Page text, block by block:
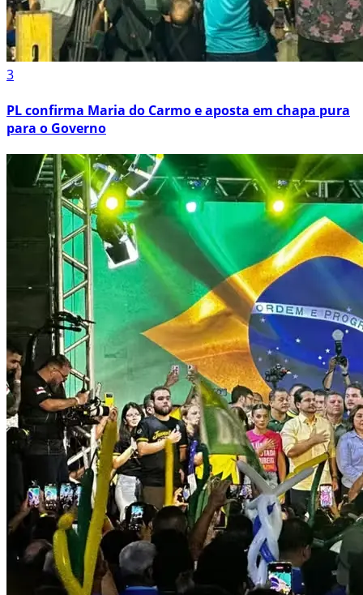
3
PL confirma Maria do Carmo e aposta em chapa pura
para o Governo